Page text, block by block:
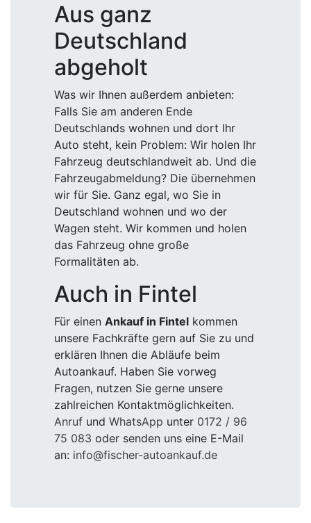
Aus ganz
Deutschland
abgeholt
Was wir Ihnen außerdem anbieten:
Falls Sie am anderen Ende
Deutschlands wohnen und dort Ihr
Auto steht, kein Problem: Wir holen Ihr
Fahrzeug deutschlandweit ab. Und die
Fahrzeugabmeldung? Die übernehmen
wir für Sie. Ganz egal, wo Sie in
Deutschland wohnen und wo der
Wagen steht. Wir kommen und holen
das Fahrzeug ohne große
Formalitäten ab.
Auch in Fintel
Für einen Ankauf in Fintel kommen
unsere Fachkräfte gern auf Sie zu und
erklären Ihnen die Abläufe beim
Autoankauf. Haben Sie vorweg
Fragen, nutzen Sie gerne unsere
zahlreichen Kontaktmöglichkeiten.
Anruf und WhatsApp unter 0172 / 96
75 083 oder senden uns eine E-Mail
an: info@fischer-autoankauf.de